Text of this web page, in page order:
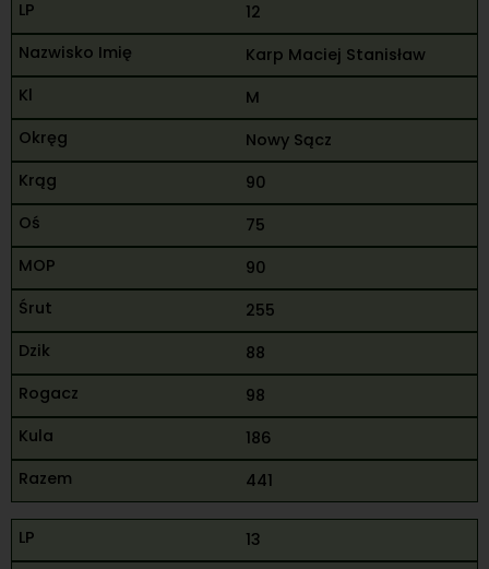
12
Karp Maciej Stanisław
M
Nowy Sącz
90
75
90
255
88
98
186
441
13